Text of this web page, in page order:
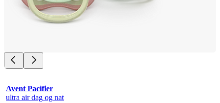
Avent Pacifier
ultra air dag og nat